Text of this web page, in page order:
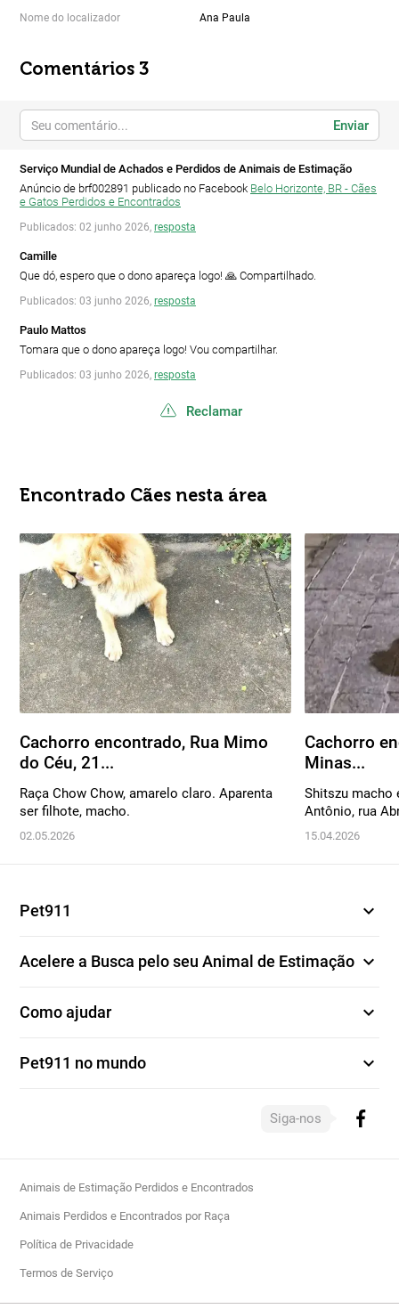
Nome do localizador Ana Paula
Comentários 3
Enviar
Serviço Mundial de Achados e Perdidos de Animais de Estimação
Anúncio de brf002891 publicado no Facebook Belo Horizonte, BR - Cães
e Gatos Perdidos e Encontrados
Publicados: 02 junho 2026, resposta
Camille
Que dó, espero que o dono apareça logo! 🙏 Compartilhado.
Publicados: 03 junho 2026, resposta
Paulo Mattos
Tomara que o dono apareça logo! Vou compartilhar.
Publicados: 03 junho 2026, resposta
Reclamar
Encontrado Cães nesta área
Cachorro encontrado, Rua Mimo
do Céu, 21...
Raça Chow Chow, amarelo claro. Aparenta
ser filhote, macho.
02.05.2026
Cachorro
Minas...
Shitszu macho
Antônio, rua
15.04.2026
Pet911 expand_more
Acelere a Busca pelo seu Animal de Estimação expand_more
Como ajudar expand_more
Pet911 no mundo expand_more
Siga-nos
Animais de Estimação Perdidos e Encontrados
Animais Perdidos e Encontrados por Raça
Política de Privacidade
Termos de Serviço